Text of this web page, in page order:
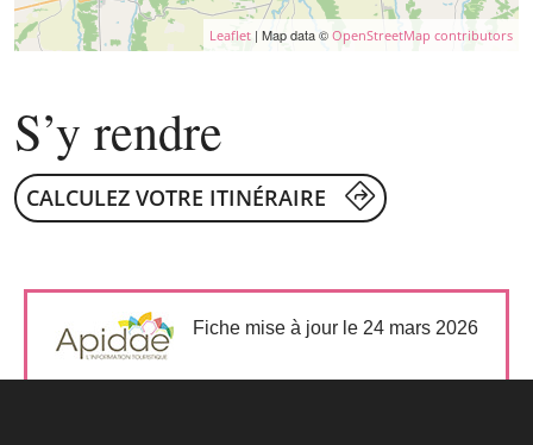
Leaflet | Map data © OpenStreetMap contributors
S’y rendre
CALCULEZ VOTRE ITINÉRAIRE
Fiche mise à jour le 24 mars 2026